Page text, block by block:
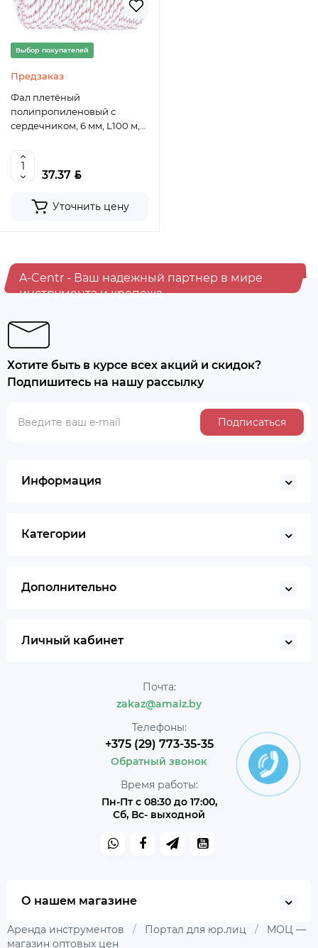
Выбор покупателей
Предзаказ
Фал плетёный
полипропиленовый с
сердечником, 6 мм, L100 м,
37.37 BYN
Уточнить цену
A-Centr - Ваш надежный партнер в мире
инструмента и крепежа
Хотите быть в курсе всех акций и скидок?
Подпишитесь на нашу рассылку
Подписаться
Информация
Категории
Дополнительно
Личный кабинет
Почта:
zakaz@amaiz.by
Телефоны:
+375 (29) 773-35-35
Обратный звонок
Время работы:
Пн-Пт с 08:30 до 17:00,
Сб, Вс- выходной
О нашем магазине
Аренда инструментов / Портал для юр.лиц /
МОЦ —
магазин оптовых цен